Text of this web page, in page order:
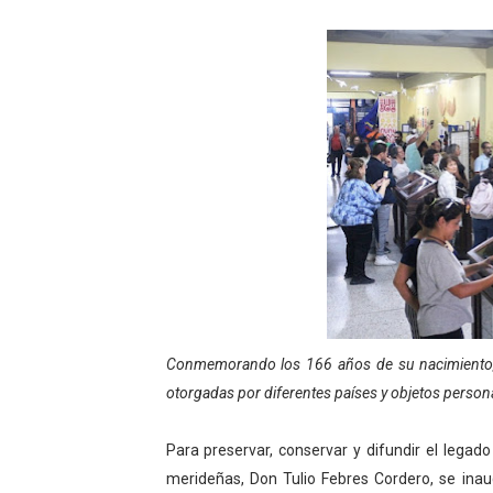
Niños merideños
Fundecem ofrece taller
Gobierno bolivariano
Niños merideños
Hospital universitario
Instituto Nacional de
Gobernación de Mérida
Corposalud inició talleres
Fortaleciendo la economía
Conmemorando los 166 años de su
otorgadas por diferentes países y objetos
Para preservar, conservar y difundir el
merideñas, Don Tulio Febres Cordero, se